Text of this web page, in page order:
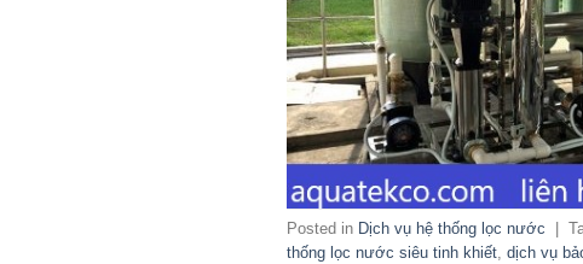
Posted in Dịch vụ hệ thống lọc nước
thống lọc nước siêu tinh khiết, dịch vụ